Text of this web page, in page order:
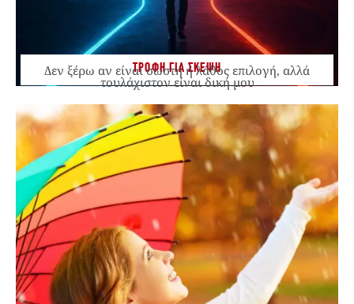
ΤΡΟΦΗ ΓΙΑ ΣΚΕΨΗ
Δεν ξέρω αν είναι σωστή ή λάθος επιλογή, αλλά
τουλάχιστον είναι δική μου